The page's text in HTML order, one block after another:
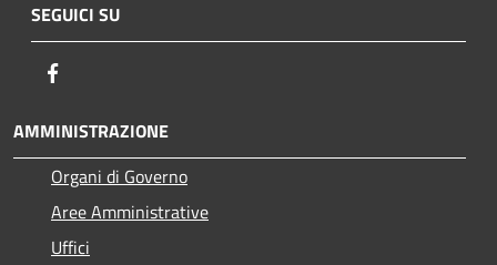
SEGUICI SU
AMMINISTRAZIONE
Organi di Governo
Aree Amministrative
Uffici